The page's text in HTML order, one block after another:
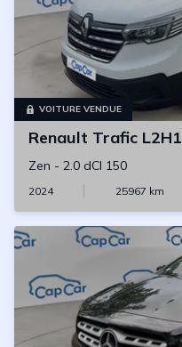
VOITURE VENDUE
Renault Trafic L2H1
Zen - 2.0 dCI 150
2024 25967 km